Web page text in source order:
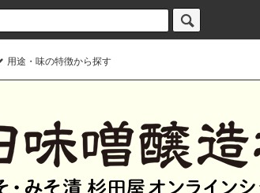
用途・味の特徴から探す